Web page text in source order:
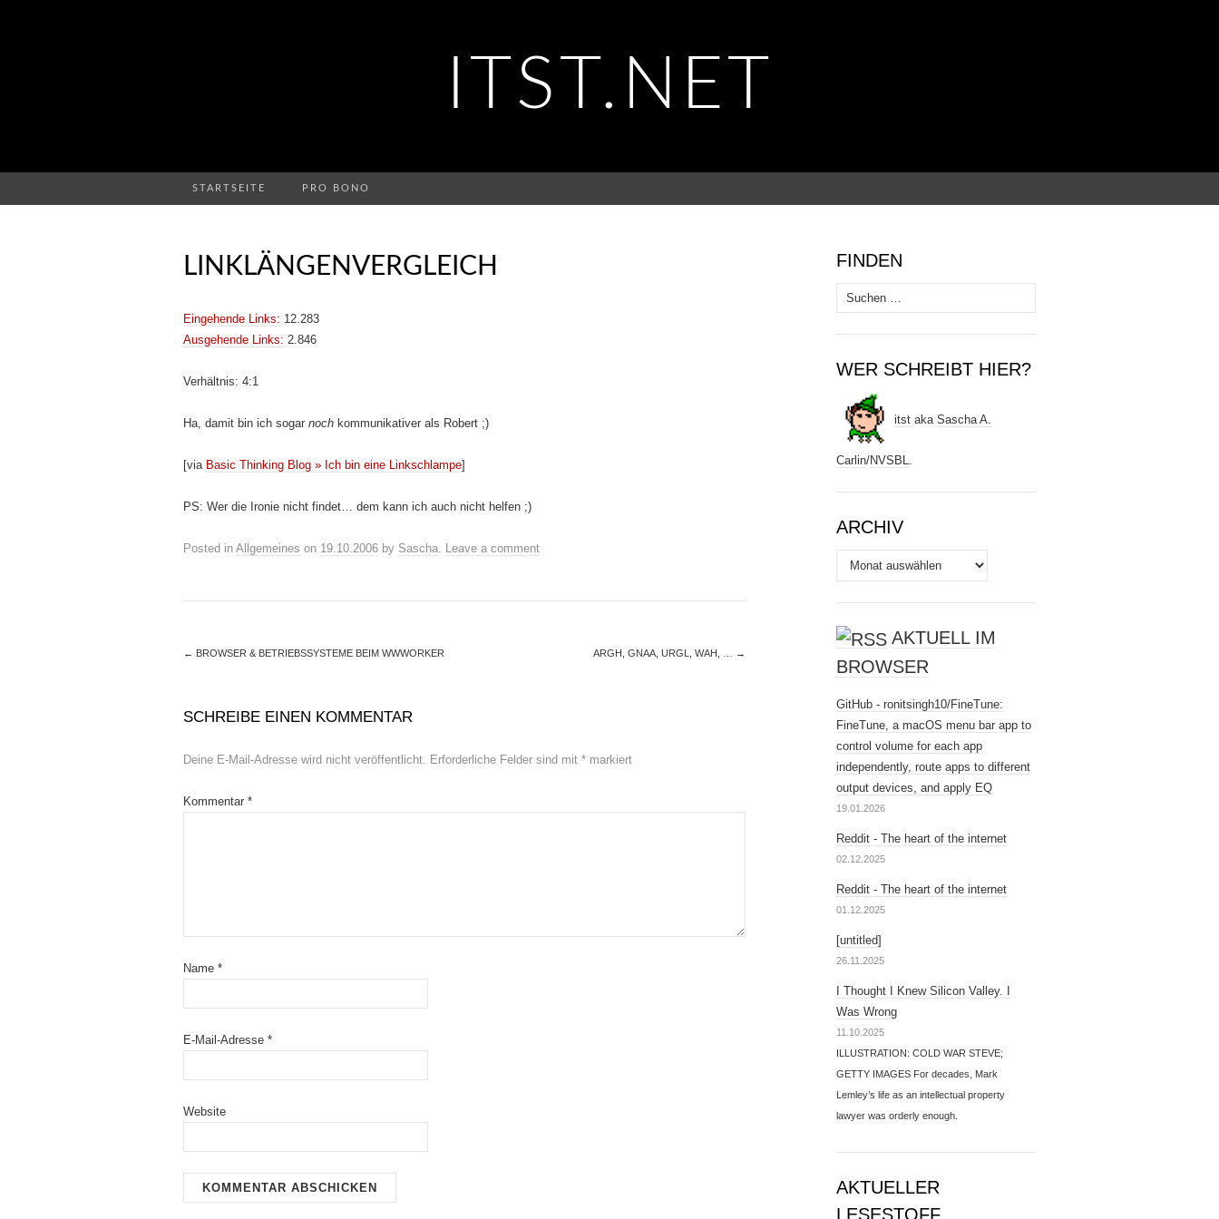
ITST.NET
STARTSEITE PRO BONO
nach:
LINKLÄNGENVERGLEICH
Eingehende Links: 12.283
Ausgehende Links: 2.846
Verhältnis: 4:1
Ha, damit bin ich sogar noch kommunikativer als Robert ;)
[via Basic Thinking Blog » Ich bin eine Linkschlampe]
PS: Wer die Ironie nicht findet… dem kann ich auch nicht helfen ;)
Posted in Allgemeines on 19.10.2006 by Sascha. Leave a comment
← BROWSER & BETRIEBSSYSTEME BEIM WWWORKER ARGH, GNAA, URGL, WAH, … →
SCHREIBE EINEN KOMMENTAR
Deine E-Mail-Adresse wird nicht veröffentlicht. Erforderliche Felder sind mit * markiert
Kommentar *
Name *
E-Mail-Adresse *
Website
FINDEN
Suchen
nach:
WER SCHREIBT HIER?
itst aka Sascha A.
Carlin/NVSBL.
ARCHIV
Archiv
AKTUELL IM
BROWSER
GitHub - ronitsingh10/FineTune:
FineTune, a macOS menu bar app to
control volume for each app
independently, route apps to different
output devices, and apply EQ
19.01.2026
Reddit - The heart of the internet
02.12.2025
Reddit - The heart of the internet
01.12.2025
[untitled]
26.11.2025
I Thought I Knew Silicon Valley. I
Was Wrong
11.10.2025
ILLUSTRATION: COLD WAR STEVE;
GETTY IMAGES For decades, Mark
Lemley’s life as an intellectual property
lawyer was orderly enough.
AKTUELLER
LESESTOFF